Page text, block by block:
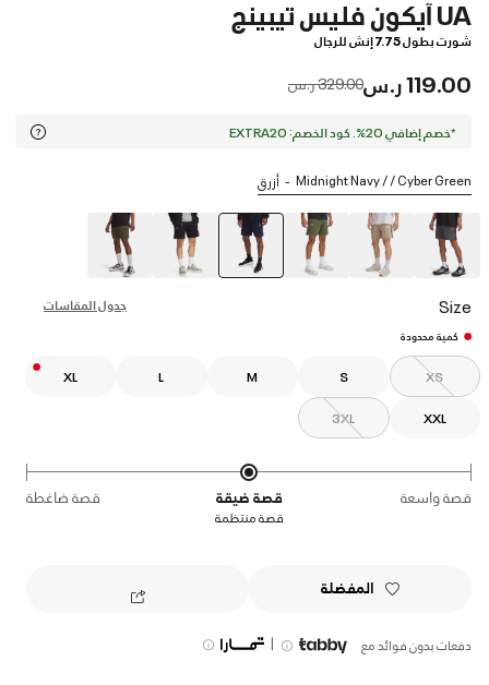
UA آيكون فليس تيبينج
شورت بطول 7.75 إنش للرجال
119.00 ر.س Price reduced from
329.00 ر.س to
*خصم إضافي 20%. كود الخصم: EXTRA20
Midnight Navy / / Cyber Green أزرق
Size جدول المقاسات
كمية محدودة
XS
S
M
L
XL
XXL
3XL
قصة واسعة قصة ضيقة قصة ضاغطة
قصة منتظمة
المفضلة
دفعات بدون فوائد مع |